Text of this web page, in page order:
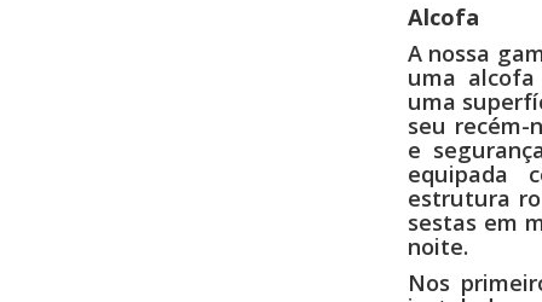
Alcofa
A nossa
uma
uma
seu recém-
e
equipada
estrutura
sestas em
noite.
Nos